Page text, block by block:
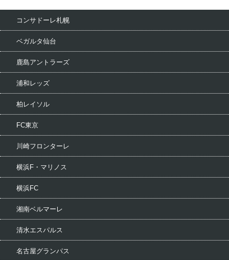
コンサドーレ札幌
ベガルタ仙台
鹿島アントラーズ
浦和レッズ
柏レイソル
FC東京
川崎フロンターレ
横浜F・マリノス
横浜FC
湘南ベルマーレ
清水エスパルス
名古屋グランパス